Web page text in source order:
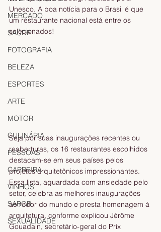
MERCADO
SAÚDE
FOTOGRAFIA
BELEZA
ESPORTES
ARTE
MOTOR
CULINÁRIA
PESSOAS
CARREIRA
VINHOS
SABOR
SEXUALIDADE
Unesco. A boa notícia para o Brasil é que
um restaurante nacional está entre os
selecionados!
Seja por suas inaugurações recentes ou
reaberturas, os 16 restaurantes escolhidos
destacam-se em seus países pelos
projetos arquitetônicos impressionantes.
Essa lista, aguardada com ansiedade pelo
setor, celebra as melhores inaugurações
ao redor do mundo e presta homenagem à
arquitetura, conforme explicou Jérôme
Gouadain, secretário-geral do Prix